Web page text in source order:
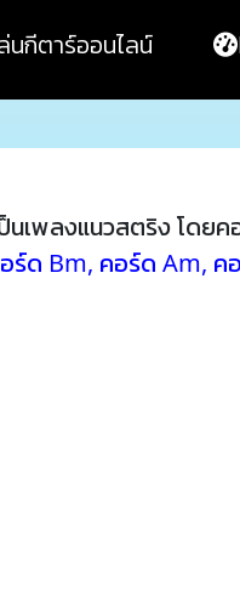
นกีตาร์ออนไลน์
นเพลงแนวสตริง โดย
ร์ด Bm, คอร์ด Am, ค